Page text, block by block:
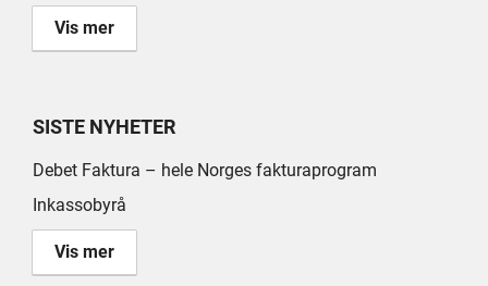
Vis mer
SISTE NYHETER
Debet Faktura – hele Norges fakturaprogram
Inkassobyrå
Vis mer